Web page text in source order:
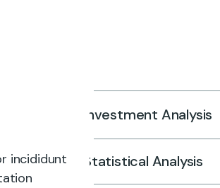
incididunt
Investment Analysis
Statistical Analysis